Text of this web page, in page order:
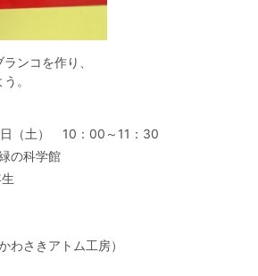
ンコを作り、
。
（土） 10：00～11：30
の科学館
わさきアトム工房）